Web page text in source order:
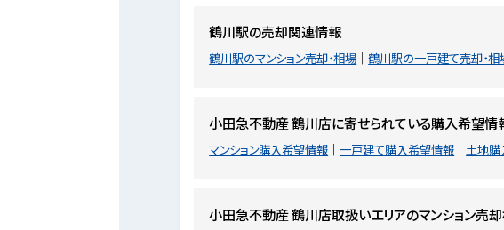
鶴川駅の売却関連情報
鶴川駅のマンション売却・相場 鶴川駅の一戸建て売却・相
小田急不動産 鶴川店に寄せられている購入希望情
マンション購入希望情報 一戸建て購入希望情報 土地
小田急不動産 鶴川店取扱いエリアのマンション売